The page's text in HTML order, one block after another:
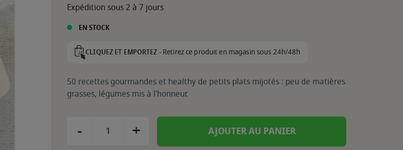
Expédition sous 2 à 7 jours
EN STOCK
CLIQUEZ ET EMPORTEZ -Retirez ce produit en magasin sous 24h/48h
50 recettes gourmandes et healthy de petits plats mijotés : peu de matières
grasses, légumes mis à l'honneur.
- + AJOUTER AU PANIER